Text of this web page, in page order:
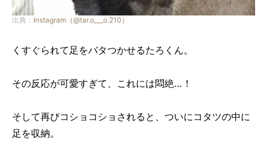
出典： Instagram（@tar.o___o.210）
くすぐられて足をバタつかせるたろくん。
その反応が可愛すぎて、これには悶絶…！
そして再びコショコショされると、ついにコタツの中に
足を収納。